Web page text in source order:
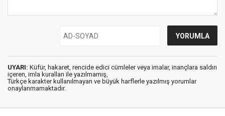
UYARI: Küfür, hakaret, rencide edici cümleler veya imalar, inançlara saldırı
içeren, imla kuralları ile yazılmamış,
Türkçe karakter kullanılmayan ve büyük harflerle yazılmış yorumlar
onaylanmamaktadır.